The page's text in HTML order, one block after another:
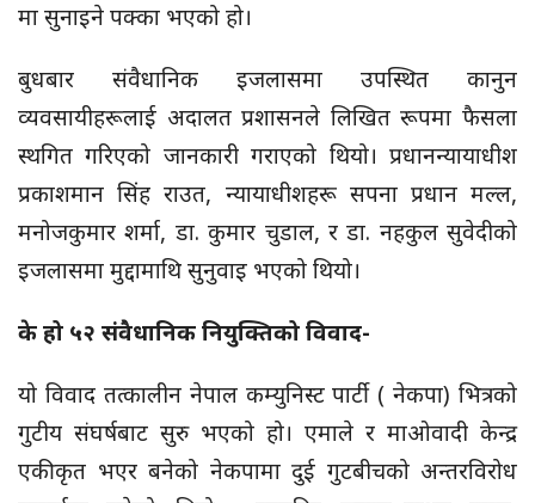
मा सुनाइने पक्का भएको हो।
बुधबार संवैधानिक इजलासमा उपस्थित कानुन
व्यवसायीहरूलाई अदालत प्रशासनले लिखित रूपमा फैसला
स्थगित गरिएको जानकारी गराएको थियो। प्रधानन्यायाधीश
प्रकाशमान सिंह राउत, न्यायाधीशहरू सपना प्रधान मल्ल,
मनोजकुमार शर्मा, डा. कुमार चुडाल, र डा. नहकुल सुवेदीको
इजलासमा मुद्दामाथि सुनुवाइ भएको थियो।
के हो ५२ संवैधानिक नियुक्तिको विवाद-
यो विवाद तत्कालीन नेपाल कम्युनिस्ट पार्टी ( नेकपा) भित्रको
गुटीय संघर्षबाट सुरु भएको हो। एमाले र माओवादी केन्द्र
एकीकृत भएर बनेको नेकपामा दुई गुटबीचको अन्तरविरोध